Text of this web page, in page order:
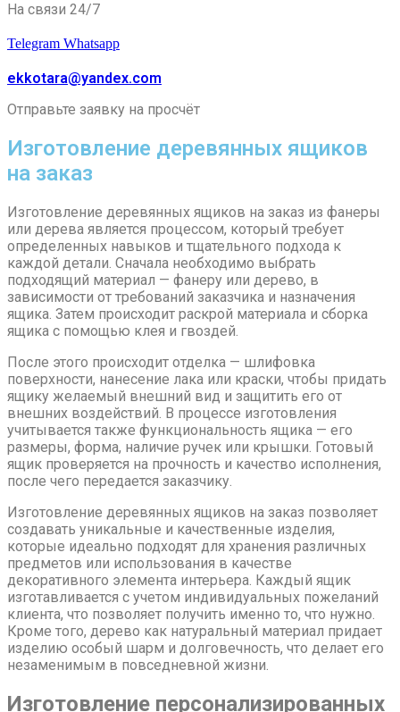
На связи 24/7
Telegram Whatsapp
ekkotara@yandex.com
Отправьте заявку на просчёт
Изготовление деревянных ящиков
на заказ
Изготовление деревянных ящиков на заказ из фанеры
или дерева является процессом, который требует
определенных навыков и тщательного подхода к
каждой детали. Сначала необходимо выбрать
подходящий материал — фанеру или дерево, в
зависимости от требований заказчика и назначения
ящика. Затем происходит раскрой материала и сборка
ящика с помощью клея и гвоздей.
После этого происходит отделка — шлифовка
поверхности, нанесение лака или краски, чтобы придать
ящику желаемый внешний вид и защитить его от
внешних воздействий. В процессе изготовления
учитывается также функциональность ящика — его
размеры, форма, наличие ручек или крышки. Готовый
ящик проверяется на прочность и качество исполнения,
после чего передается заказчику.
Изготовление деревянных ящиков на заказ позволяет
создавать уникальные и качественные изделия,
которые идеально подходят для хранения различных
предметов или использования в качестве
декоративного элемента интерьера. Каждый ящик
изготавливается с учетом индивидуальных пожеланий
клиента, что позволяет получить именно то, что нужно.
Кроме того, дерево как натуральный материал придает
изделию особый шарм и долговечность, что делает его
незаменимым в повседневной жизни.
Изготовление персонализированных